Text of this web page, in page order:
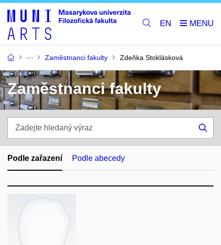
EN
Zaměstnanci fakulty Zdeňka Stoklásková
Zaměstnanci fakulty
hledaný
výraz
Podle zařazení Podle abecedy